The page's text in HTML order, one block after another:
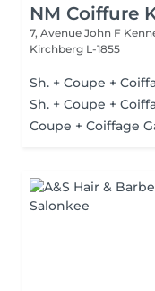
NM Coiffure
7, Avenue John F
Kirchberg L-1855
Sh. + Coupe +
Sh. + Coupe +
Coupe + Coiffage